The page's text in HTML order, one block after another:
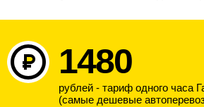
1480
рублей - тариф одного часа
(самые дешевые